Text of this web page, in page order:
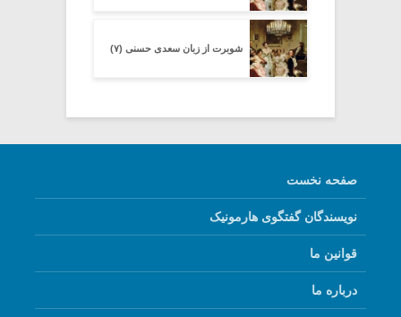
شوبرت از زبان سعدی حسنی (۷)
صفحه نخست
نویسندگان گفتگوی هارمونیک
قوانین ما
درباره ما